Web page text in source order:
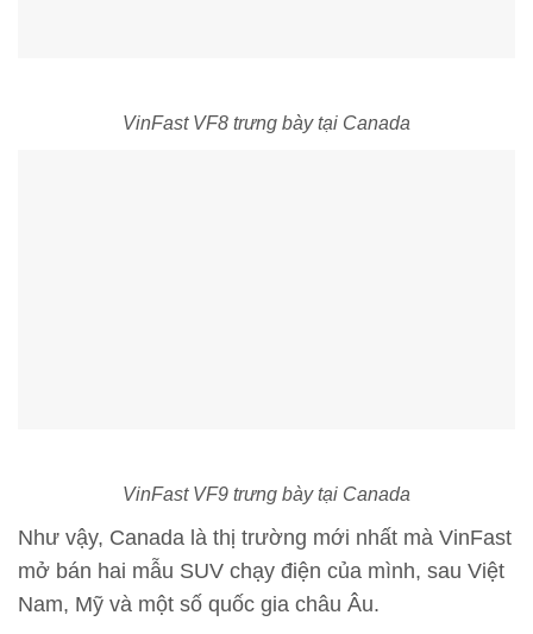
VinFast VF8 trưng bày tại Canada
VinFast VF9 trưng bày tại Canada
Như vậy, Canada là thị trường mới nhất mà VinFast
mở bán hai mẫu SUV chạy điện của mình, sau Việt
Nam, Mỹ và một số quốc gia châu Âu.